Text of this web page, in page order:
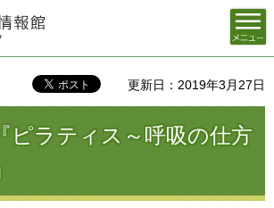
メニュ
ー
更新日：2019年3月27日
ピラティス～呼吸の仕方